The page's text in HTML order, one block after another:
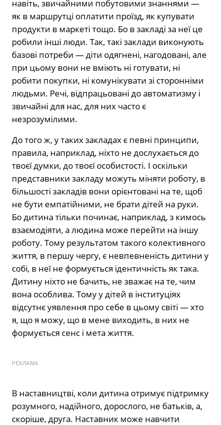
навіть, звичайними побутовими знаннями —
як в маршрутці оплатити проїзд, як купувати
продукти в маркеті тощо. Бо в закладі за неї це
робили інші люди. Так, такі заклади виконують
базові потреби — діти одягнені, нагодовані, але
при цьому вони не вміють ні готувати, ні
робити покупки, ні комунікувати зі сторонніми
людьми. Речі, відпрацьовані до автоматизму і
звичайні для нас, для них часто є
незрозумілими.
До того ж, у таких закладах є певні принципи,
правила, наприклад, ніхто не дослухається до
твоєї думки, до твоєї особистості. І оскільки
представники закладу можуть міняти роботу, в
більшості закладів вони орієнтовані на те, щоб
не бути емпатійними, не брати дітей на руки.
Бо дитина тільки починає, наприклад, з кимось
взаємодіяти, а людина може перейти на іншу
роботу. Тому результатом такого колективного
життя, в першу чергу, є невпевненість дитини у
собі, в неї не формується ідентичність як така.
Дитину ніхто не бачить, не зважає на те, чим
вона особлива. Тому у дітей в інституціях
відсутнє уявлення про себе в цьому світі — хто
я, що я можу, що в мене виходить, в них не
формується сенс і мета життя.
РЕКЛАМА
В наставництві, коли дитина отримує підтримку
розумного, надійного, дорослого, не батьків, а,
скоріше, друга. Наставник може навчити